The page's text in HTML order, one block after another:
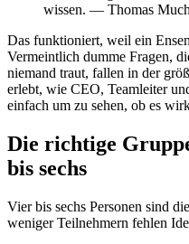
wissen. — Thomas Much
Das funktioniert, weil ein
Vermeintlich dumme Fragen,
niemand traut, fallen in der
erlebt, wie CEO, Teamleiter
einfach um zu sehen, ob es
Die richtige
bis sechs
Vier bis sechs Personen sind
weniger Teilnehmern fehlen